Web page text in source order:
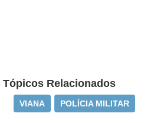
Tópicos Relacionados
VIANA POLÍCIA MILITAR